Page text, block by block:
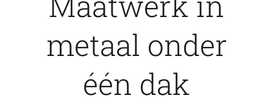
metaal onder
één dak